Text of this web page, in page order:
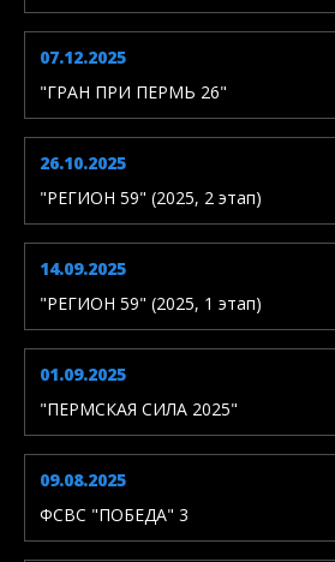
07.12.2025
"ГРАН ПРИ ПЕРМЬ 26"
26.10.2025
"РЕГИОН 59" (2025, 2 этап)
14.09.2025
"РЕГИОН 59" (2025, 1 этап)
01.09.2025
"ПЕРМСКАЯ СИЛА 2025"
09.08.2025
ФСВС "ПОБЕДА" 3